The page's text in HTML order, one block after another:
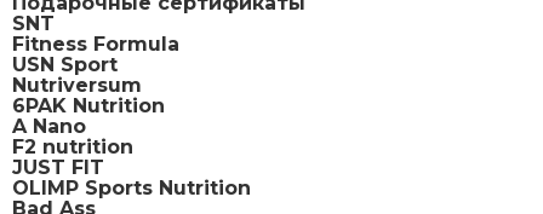
SNT
Fitness Formula
USN Sport
Nutriversum
6PAK Nutrition
A Nano
F2 nutrition
JUST FIT
OLIMP Sports Nutrition
Bad Ass